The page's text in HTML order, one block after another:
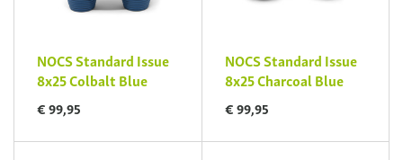
NOCS Standard Issue
8x25 Colbalt Blue
€ 99,95
NOCS Standard Issue
8x25 Charcoal Blue
€ 99,95